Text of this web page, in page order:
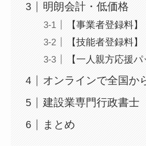
明朗会計・低価格
【事業者登録料】
【技能者登録料】
【一人親方応援パ
オンラインで全国か
建設業専門行政書士
まとめ